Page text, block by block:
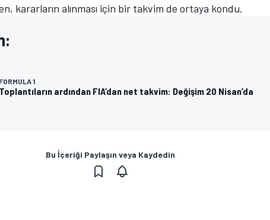
kararların alınması için bir takvim de ortaya kondu.
FORMULA 1
Toplantıların ardından FIA’dan net takvim: Değişim 20 Nisan’da
Bu İçeriği Paylaşın veya Kaydedin